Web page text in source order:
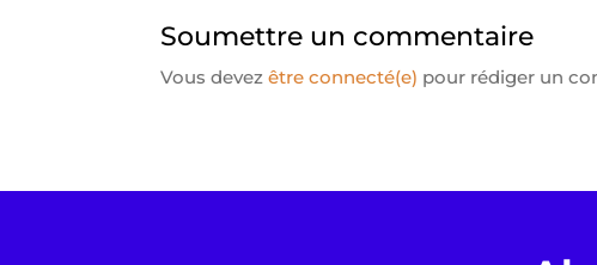
Soumettre un commentaire
Vous devezêtre connecté(e) pour rédiger un